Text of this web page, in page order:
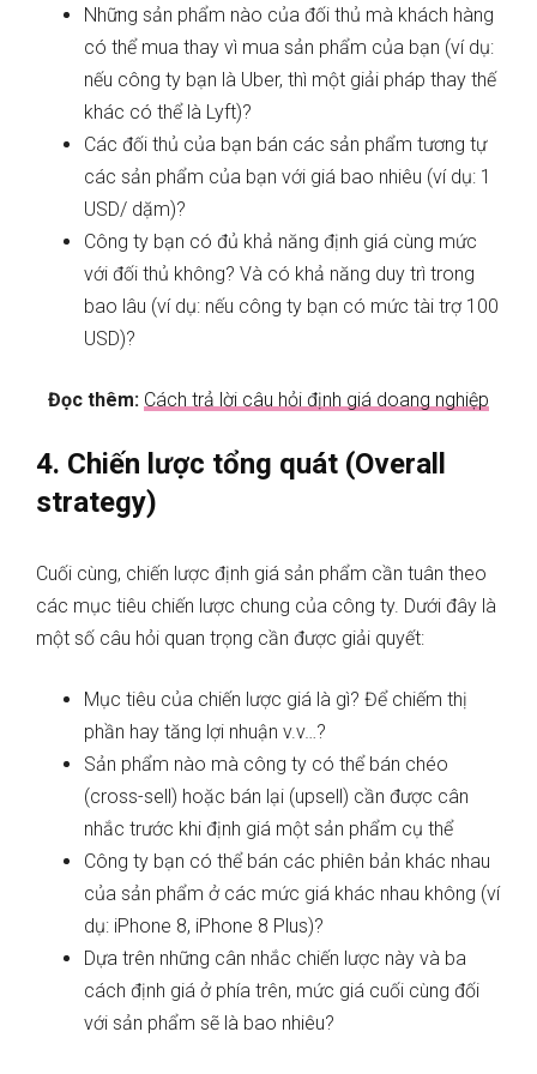
Những sản phẩm nào của đối thủ mà khách hàng
có thể mua thay vì mua sản phẩm của bạn (ví dụ:
nếu công ty bạn là Uber, thì một giải pháp thay thế
khác có thể là Lyft)?
Các đối thủ của bạn bán các sản phẩm tương tự
các sản phẩm của bạn với giá bao nhiêu (ví dụ: 1
USD/ dặm)?
Công ty bạn có đủ khả năng định giá cùng mức
với đối thủ không? Và có khả năng duy trì trong
bao lâu (ví dụ: nếu công ty bạn có mức tài trợ 100
USD)?
Đọc thêm: Cách trả lời câu hỏi định giá doang nghiệp
4. Chiến lược tổng quát (Overall
strategy)
Cuối cùng, chiến lược định giá sản phẩm cần tuân theo
các mục tiêu chiến lược chung của công ty. Dưới đây là
một số câu hỏi quan trọng cần được giải quyết:
Mục tiêu của chiến lược giá là gì? Để chiếm thị
phần hay tăng lợi nhuận v.v…?
Sản phẩm nào mà công ty có thể bán chéo
(cross-sell) hoặc bán lại (upsell) cần được cân
nhắc trước khi định giá một sản phẩm cụ thể
Công ty bạn có thể bán các phiên bản khác nhau
của sản phẩm ở các mức giá khác nhau không (ví
dụ: iPhone 8, iPhone 8 Plus)?
Dựa trên những cân nhắc chiến lược này và ba
cách định giá ở phía trên, mức giá cuối cùng đối
với sản phẩm sẽ là bao nhiêu?